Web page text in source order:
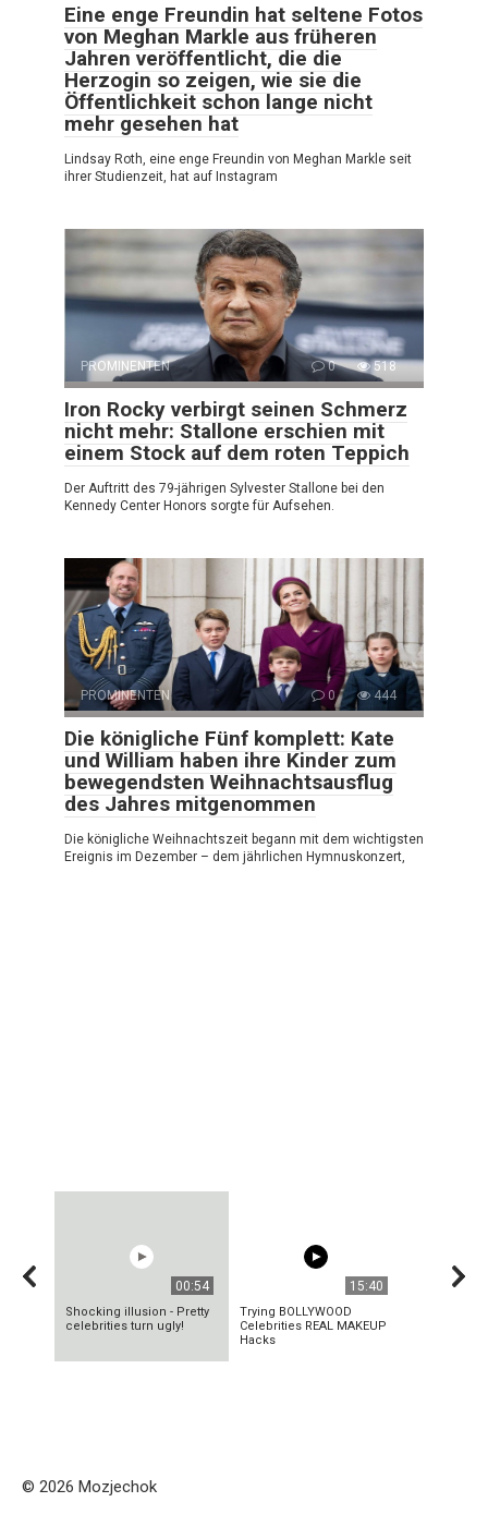
Eine enge Freundin hat seltene Fotos
von Meghan Markle aus früheren
Jahren veröffentlicht, die die
Herzogin so zeigen, wie sie die
Öffentlichkeit schon lange nicht
mehr gesehen hat
Lindsay Roth, eine enge Freundin von Meghan Markle seit
ihrer Studienzeit, hat auf Instagram
PROMINENTEN 0 518
Iron Rocky verbirgt seinen Schmerz
nicht mehr: Stallone erschien mit
einem Stock auf dem roten Teppich
Der Auftritt des 79-jährigen Sylvester Stallone bei den
Kennedy Center Honors sorgte für Aufsehen.
PROMINENTEN 0 444
Die königliche Fünf komplett: Kate
und William haben ihre Kinder zum
bewegendsten Weihnachtsausflug
des Jahres mitgenommen
Die königliche Weihnachtszeit begann mit dem wichtigsten
Ereignis im Dezember – dem jährlichen Hymnuskonzert,
00:54
Shocking illusion - Pretty
celebrities turn ugly!
15:40
Trying BOLLYWOOD
Celebrities REAL MAKEUP
Hacks
© 2026 Mozjechok